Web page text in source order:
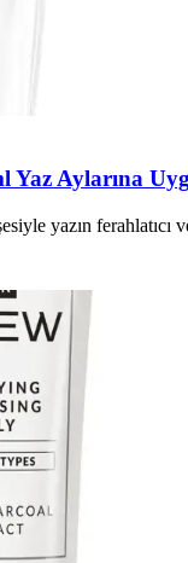
Yaz Aylarına
yazın ferahlatıcı